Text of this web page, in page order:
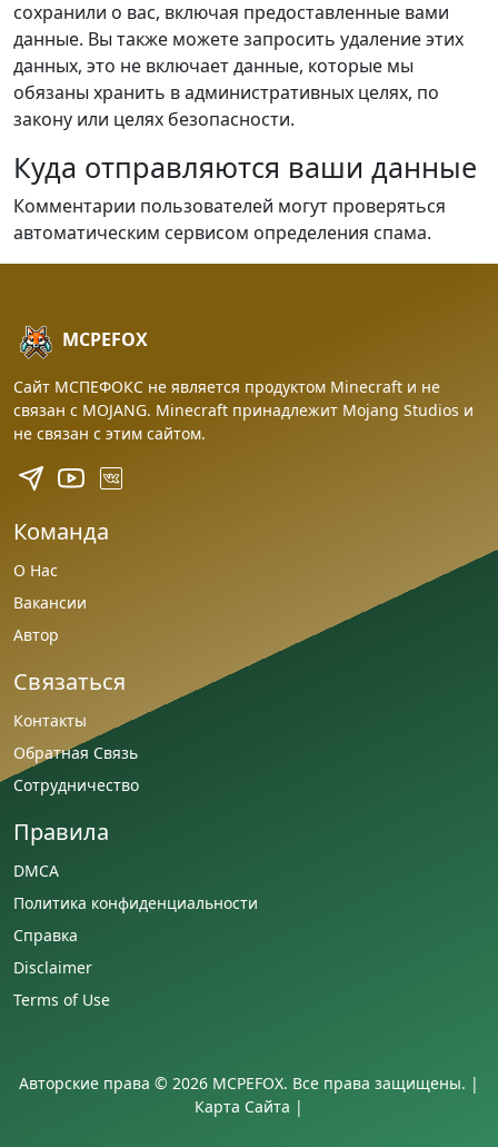
сохранили о вас, включая предоставленные вами
данные. Вы также можете запросить удаление этих
данных, это не включает данные, которые мы
обязаны хранить в административных целях, по
закону или целях безопасности.
Куда отправляются ваши данные
Комментарии пользователей могут проверяться
автоматическим сервисом определения спама.
MCPEFOX
Сайт МСПЕФОКС не является продуктом Minecraft и не
связан с MOJANG. Minecraft принадлежит Mojang Studios и
не связан с этим сайтом.
Команда
О Нас
Вакансии
Автор
Связаться
Контакты
Обратная Связь
Сотрудничество
Правила
DMCA
Политика конфиденциальности
Справка
Disclaimer
Terms of Use
Авторские права © 2026 MCPEFOX. Все права защищены. |
Карта Сайта |